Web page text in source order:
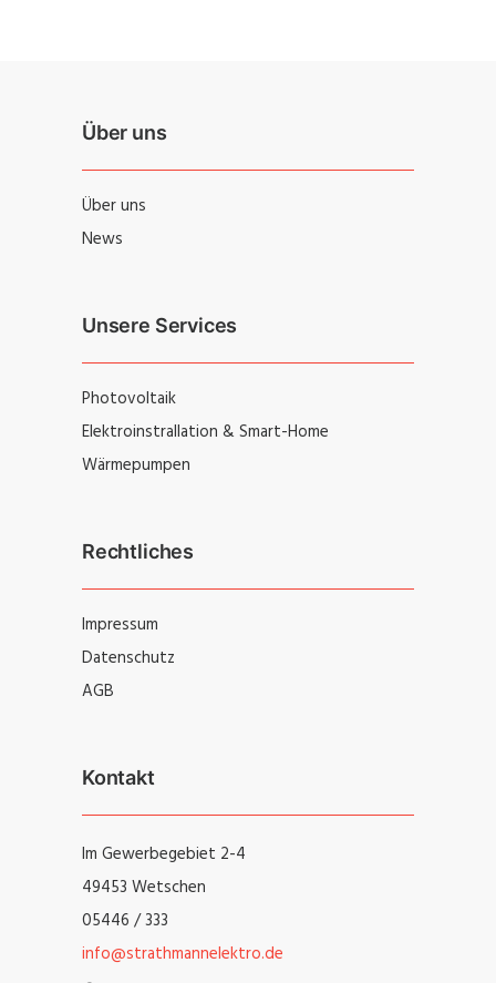
Über uns
Über uns
News
Unsere Services
Photovoltaik
Elektroinstrallation & Smart-Home
Wärmepumpen
Rechtliches
Impressum
Datenschutz
AGB
Kontakt
Im Gewerbegebiet 2-4
49453 Wetschen
05446 / 333
info@strathmannelektro.de